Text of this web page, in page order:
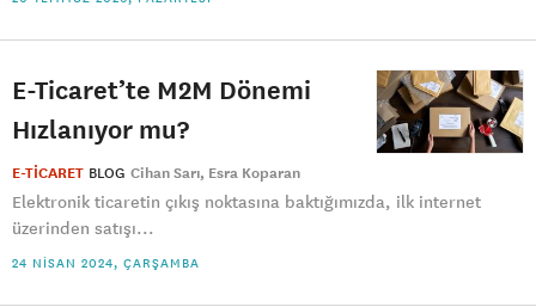
E-Ticaret’te M2M Dönemi
Hızlanıyor mu?
E-TİCARET BLOG Cihan Sarı Esra Koparan
Elektronik ticaretin çıkış noktasına baktığımızda, ilk internet
üzerinden satışı...
24 NISAN 2024, ÇARŞAMBA